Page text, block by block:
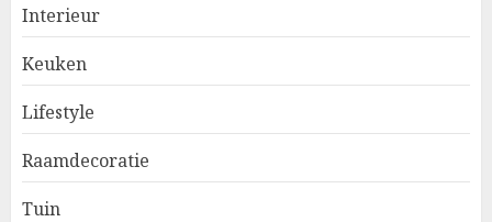
Interieur
Keuken
Lifestyle
Raamdecoratie
Tuin